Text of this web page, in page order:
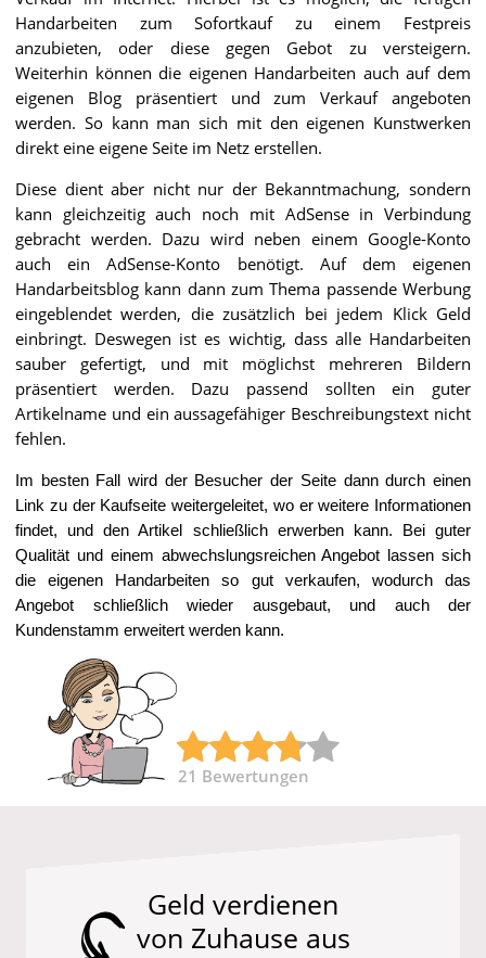
Handarbeiten zum Sofortkauf zu einem Festpreis
anzubieten, oder diese gegen Gebot zu versteigern.
Weiterhin können die eigenen Handarbeiten auch auf dem
eigenen Blog präsentiert und zum Verkauf angeboten
werden. So kann man sich mit den eigenen Kunstwerken
direkt eine eigene Seite im Netz erstellen.
Diese dient aber nicht nur der Bekanntmachung, sondern
kann gleichzeitig auch noch mit AdSense in Verbindung
gebracht werden. Dazu wird neben einem Google-Konto
auch ein AdSense-Konto benötigt. Auf dem eigenen
Handarbeitsblog kann dann zum Thema passende Werbung
eingeblendet werden, die zusätzlich bei jedem Klick Geld
einbringt. Deswegen ist es wichtig, dass alle Handarbeiten
sauber gefertigt, und mit möglichst mehreren Bildern
präsentiert werden. Dazu passend sollten ein guter
Artikelname und ein aussagefähiger Beschreibungstext nicht
fehlen.
Im besten Fall wird der Besucher der Seite dann durch einen
Link zu der Kaufseite weitergeleitet, wo er weitere Informationen
findet, und den Artikel schließlich erwerben kann. Bei guter
Qualität und einem abwechslungsreichen Angebot lassen sich
die eigenen Handarbeiten so gut verkaufen, wodurch das
Angebot schließlich wieder ausgebaut, und auch der
Kundenstamm erweitert werden kann.
21 Bewertungen
Geld verdienen
von Zuhause aus